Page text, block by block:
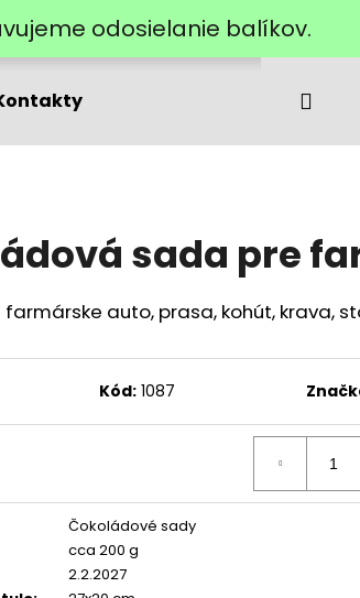
odosielanie balíkov.
sada pre
auto, prasa, kohút, krava,
Kód: 1087
Čokoládové sady
cca 200 g
2.2.2027